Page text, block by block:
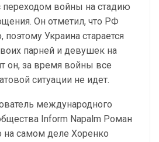
переходом войны на стадию
Он отметил, что РФ
поэтому Украина старается
парней и девушек на
он, за время войны все
ситуации не идет.
международного
Inform Napalm Роман
на самом деле Хоренко